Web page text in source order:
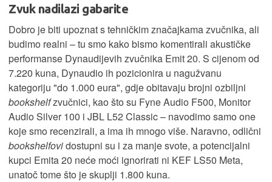
Zvuk nadilazi gabarite
Dobro je biti upoznat s tehničkim značajkama zvučnika, ali
budimo realni – tu smo kako bismo komentirali akustičke
performanse Dynaudijevih zvučnika Emit 20. S cijenom od
7.220 kuna, Dynaudio ih pozicionira u nagužvanu
kategoriju "do 1.000 eura", gdje obitavaju brojni ozbiljni
bookshelfzvučnici, kao što su Fyne Audio F500, Monitor
Audio Silver 100 i JBL L52 Classic – navodimo samo one
koje smo recenzirali, a ima ih mnogo više. Naravno, odlični
bookshelfovidostupni su i za manje svote, a potencijalni
kupci Emita 20 neće moći ignorirati ni KEF LS50 Meta,
unatoč tome što je skuplji 1.800 kuna.